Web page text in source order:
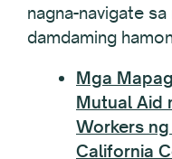
nagna-navigate
damdaming
Mga
Mutual Aid
Workers
California